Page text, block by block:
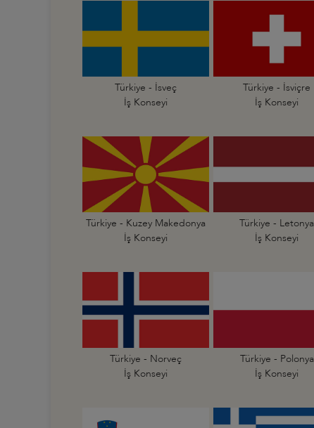
Türkiye - İsveç
İş Konseyi
Türkiye - İsviçre
İş Konseyi
Türkiye - Kuzey Makedonya
İş Konseyi
Türkiye - Letonya
İş Konseyi
Türkiye - Norveç
İş Konseyi
Türkiye - Polonya
İş Konseyi